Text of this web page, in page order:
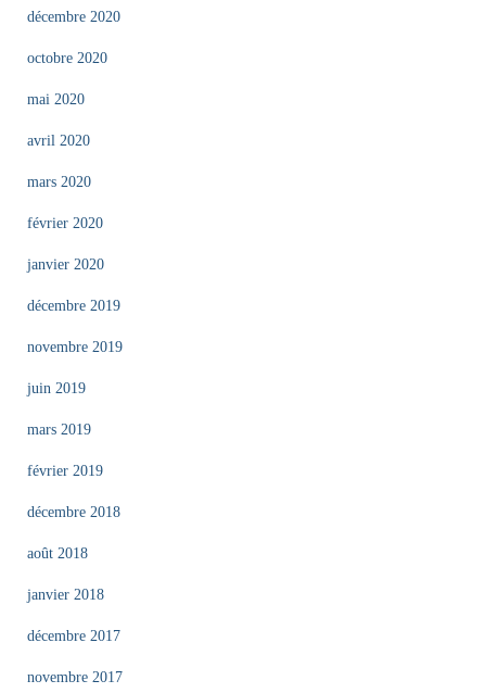
décembre 2020
octobre 2020
mai 2020
avril 2020
mars 2020
février 2020
janvier 2020
décembre 2019
novembre 2019
juin 2019
mars 2019
février 2019
décembre 2018
août 2018
janvier 2018
décembre 2017
novembre 2017